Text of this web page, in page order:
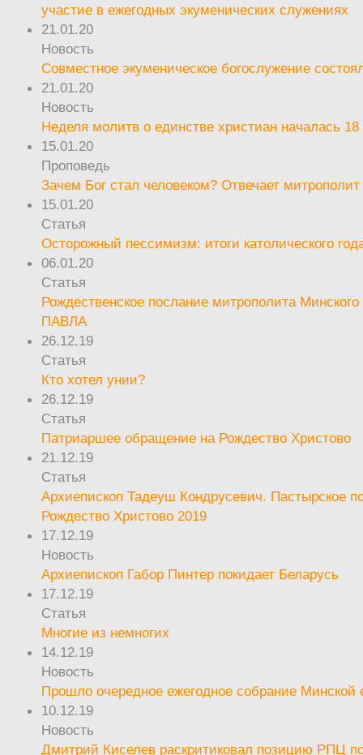
участие в ежегодных экуменических служениях
21.01.20
Новость
Совместное экуменическое богослужение
21.01.20
Новость
Неделя молитв о единстве христиан началась 18
15.01.20
Проповедь
Зачем Бог стал человеком? Отвечает
15.01.20
Статья
Осторожный пессимизм: итоги католического
06.01.20
Статья
Рождественское послание митрополита Минского
ПАВЛА
26.12.19
Статья
Кто хотел унии?
26.12.19
Статья
Патриаршее обращение на Рождество Христово
21.12.19
Статья
Архиепископ Тадеуш Кондрусевич. Пастырское
Рождество Христово 2019
17.12.19
Новость
Архиепископ Габор Пинтер покидает Беларусь
17.12.19
Статья
Многие из немногих
14.12.19
Новость
Прошло очередное ежегодное собрание
10.12.19
Новость
Дмитрий Киселев раскритиковал позицию РПЦ